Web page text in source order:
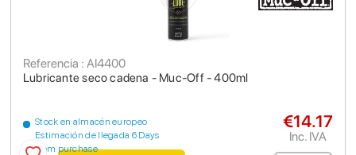
Lubricante seco cadena - Muc-Off - 400ml
Referencia : AI4400
Stock en almacén europeo
Estimación de llegada 6 Days
from purchase
€14.17
Inc. IVA